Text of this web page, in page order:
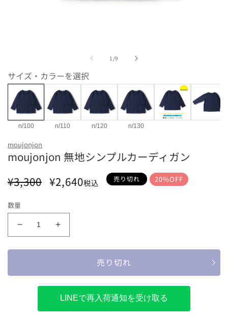
1/の
9
サイズ・カラーを選択
n/100 n/110 n/120 n/130
n/100 n/110 n/120 n/130
moujonjon
moujonjon 無地シンプルカーディガン
通
価
格
¥3,300
セ
価
格
¥2,640税込 売り切れ 20%OFF
数量
moujonjon
地
ン
moujonjon
地
ン
プ
ル
カ
売り切れ
LINEで再入荷通知を受け取る